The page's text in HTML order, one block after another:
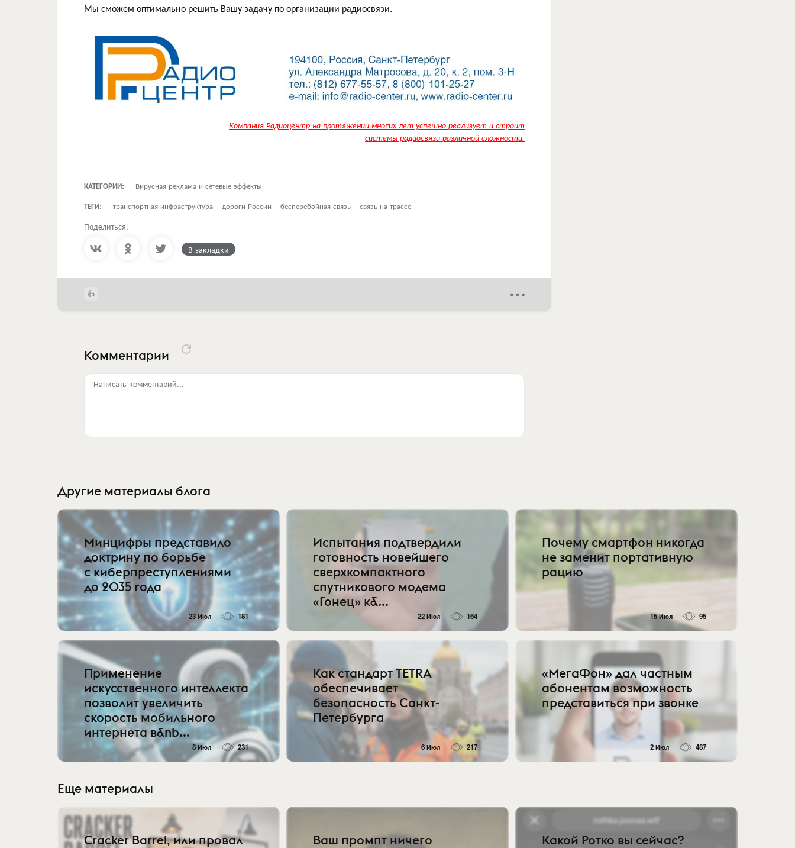
Мы сможем оптимально решить Вашу задачу по организации радиосвязи.
Компания Радиоцентр на протяжении многих лет успешно реализует и строит
системы радиосвязи различной сложности.
КАТЕГОРИИ:
Вирусная реклама и сетевые эффекты
ТЕГИ:
транспортная инфраструктура дороги России бесперебойная связь связь на трассе
Поделиться:
В закладки
Комментарии
Написать комментарий...
Другие материалы блога
Минцифры представило
доктрину по борьбе
с киберпреступлениями
до 2035 года
23 Июл 181
Испытания подтвердили
готовность новейшего
сверхкомпактного
спутникового модема
«Гонец» к&...
22 Июл 164
Почему смартфон никогда
не заменит портативную
рацию
15 Июл 95
Применение
искусственного интеллекта
позволит увеличить
скорость мобильного
интернета в&nb...
8 Июл 231
Как стандарт TETRA
обеспечивает
безопасность Санкт-
Петербурга
6 Июл 217
«МегаФон» дал частным
абонентам возможность
представиться при звонке
2 Июл 487
Еще материалы
Cracker Barrel, или провал
Ваш промпт ничего
Какой Ротко вы сейчас?